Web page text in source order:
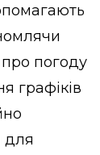
погоду
графіків
для